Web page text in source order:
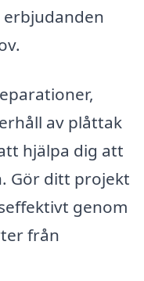
av plåttak
hjälpa dig att
Gör ditt projekt
genom
från